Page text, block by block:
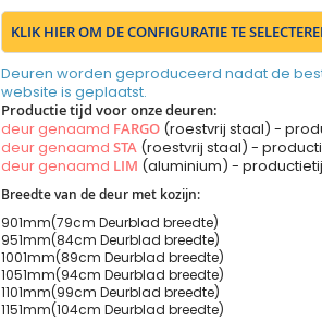
KLIK HIER OM DE CONFIGURATIE TE
Deuren worden geproduceerd nadat de
website is geplaatst.
Productie tijd voor onze deuren:
deur genaamd FARGO (roestvrij staal) -
deur genaamdSTA (roestvrij staal) -
deur genaamd LIM (aluminium) -
Breedte van de deur met kozijn:
901mm(79cm Deurblad breedte)
951mm(84cm Deurblad breedte)
1001mm(89cm Deurblad breedte)
1051mm(94cm Deurblad breedte)
1101mm(99cm Deurblad breedte)
1151mm(104cm Deurblad breedte)